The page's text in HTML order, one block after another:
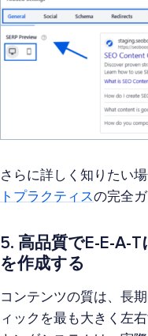
さらに詳しく知りたい場
トプラクティスの完全
5. 高品質でE-E-A-
を作成する
コンテンツの質は、長
ィックを最も大きく左